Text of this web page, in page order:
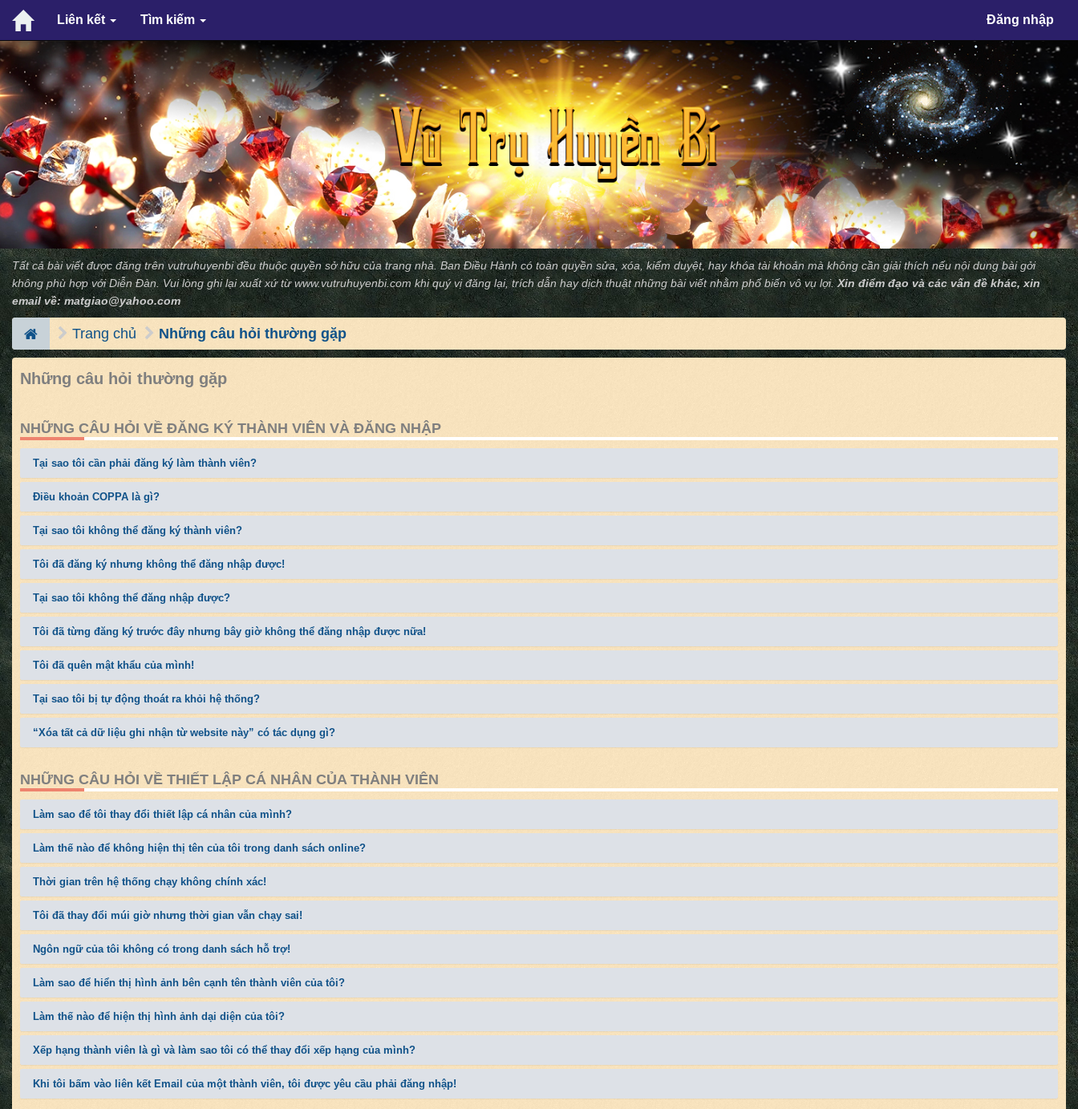
Liên kết Tìm kiếm Đăng nhập
×
Tất cả bài viết được đăng trên vutruhuyenbi đều thuộc quyền sở hữu của trang nhà. Ban Ðiều Hành có toàn quyền sửa, xóa, kiểm duyệt, hay khóa tài khoản mà không cần giải thích nếu nội dung bài gởi
không phù hợp với Diễn Ðàn. Vui lòng ghi lại xuất xứ từwww.vutruhuyenbi.com khi quý vị đăng lại, trích dẫn hay dịch thuật những bài viết nhằm phổ biến vô vụ lợi.Xin điểm đạo và các vấn đề khác, xin
email về:matgiao@yahoo.com
Trang chủ Những câu hỏi thường gặp
Những câu hỏi thường gặp
NHỮNG CÂU HỎI VỀ ĐĂNG KÝ THÀNH VIÊN VÀ ĐĂNG NHẬP
Tại sao tôi cần phải đăng ký làm thành viên?
Điều khoản COPPA là gì?
Tại sao tôi không thể đăng ký thành viên?
Tôi đã đăng ký nhưng không thể đăng nhập được!
Tại sao tôi không thể đăng nhập được?
Tôi đã từng đăng ký trước đây nhưng bây giờ không thể đăng nhập được nữa!
Tôi đã quên mật khẩu của mình!
Tại sao tôi bị tự động thoát ra khỏi hệ thống?
“Xóa tất cả dữ liệu ghi nhận từ website này” có tác dụng gì?
NHỮNG CÂU HỎI VỀ THIẾT LẬP CÁ NHÂN CỦA THÀNH VIÊN
Làm sao để tôi thay đổi thiết lập cá nhân của mình?
Làm thế nào để không hiện thị tên của tôi trong danh sách online?
Thời gian trên hệ thống chạy không chính xác!
Tôi đã thay đổi múi giờ nhưng thời gian vẫn chạy sai!
Ngôn ngữ của tôi không có trong danh sách hỗ trợ!
Làm sao để hiển thị hình ảnh bên cạnh tên thành viên của tôi?
Làm thế nào để hiện thị hình ảnh dại diện của tôi?
Xếp hạng thành viên là gì và làm sao tôi có thể thay đổi xếp hạng của mình?
Khi tôi bấm vào liên kết Email của một thành viên, tôi được yêu cầu phải đăng nhập!